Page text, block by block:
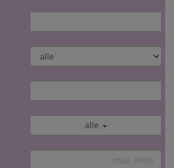
alle